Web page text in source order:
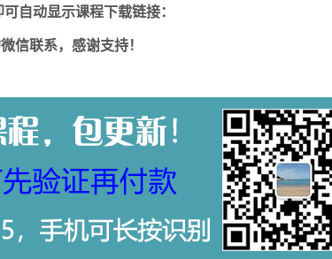
自动显示课程下载链接：
信联系，感谢支持！